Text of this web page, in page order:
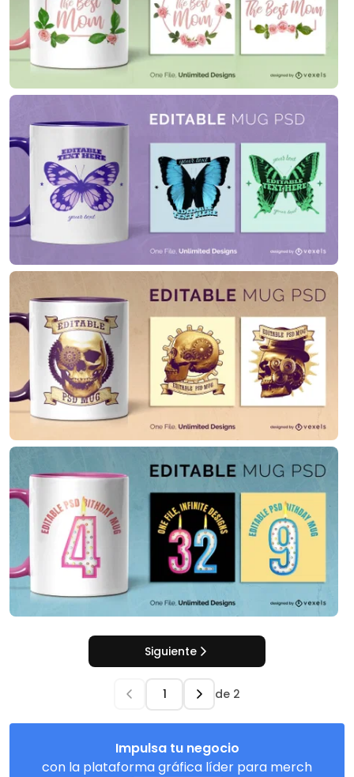
Siguiente
de 2
Impulsa tu negocio
con la plataforma gráfica líder para merch